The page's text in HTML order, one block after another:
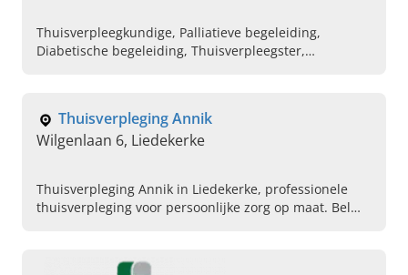
Thuisverpleegkundige, Palliatieve begeleiding,
Diabetische begeleiding, Thuisverpleegster,
Thuisverpleging Annik
Wilgenlaan 6, Liedekerke
Thuisverpleging Annik in Liedekerke, professionele
thuisverpleging voor persoonlijke zorg op maat. Bel